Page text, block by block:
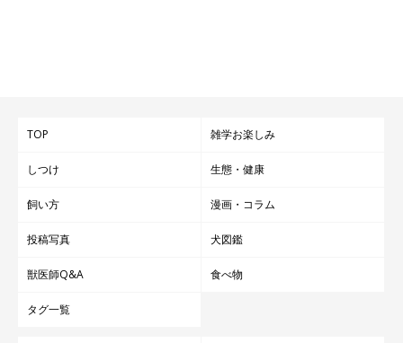
TOP 雑学お楽しみ
しつけ 生態・健康
飼い方 漫画・コラム
投稿写真 犬図鑑
獣医師Q&A 食べ物
タグ一覧